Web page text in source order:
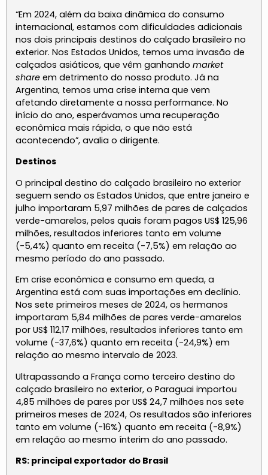
“Em 2024, além da baixa dinâmica do consumo
internacional, estamos com dificuldades adicionais
nos dois principais destinos do calçado brasileiro no
exterior. Nos Estados Unidos, temos uma invasão de
calçados asiáticos, que vêm ganhando market
share em detrimento do nosso produto. Já na
Argentina, temos uma crise interna que vem
afetando diretamente a nossa performance. No
início do ano, esperávamos uma recuperação
econômica mais rápida, o que não está
acontecendo”, avalia o dirigente.
Destinos
O principal destino do calçado brasileiro no exterior
seguem sendo os Estados Unidos, que entre janeiro e
julho importaram 5,97 milhões de pares de calçados
verde-amarelos, pelos quais foram pagos US$ 125,96
milhões, resultados inferiores tanto em volume
(-5,4%) quanto em receita (-7,5%) em relação ao
mesmo período do ano passado.
Em crise econômica e consumo em queda, a
Argentina está com suas importações em declínio.
Nos sete primeiros meses de 2024, os hermanos
importaram 5,84 milhões de pares verde-amarelos
por US$ 112,17 milhões, resultados inferiores tanto em
volume (-37,6%) quanto em receita (-24,9%) em
relação ao mesmo intervalo de 2023.
Ultrapassando a França como terceiro destino do
calçado brasileiro no exterior, o Paraguai importou
4,85 milhões de pares por US$ 24,7 milhões nos sete
primeiros meses de 2024, Os resultados são inferiores
tanto em volume (-16%) quanto em receita (-8,9%)
em relação ao mesmo ínterim do ano passado.
RS: principal exportador do Brasil